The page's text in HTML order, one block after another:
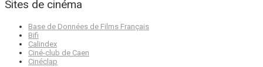
Sites de cinéma
Base de Données de Films Français
Bifi
Calindex
Ciné-club de Caen
Cinéclap